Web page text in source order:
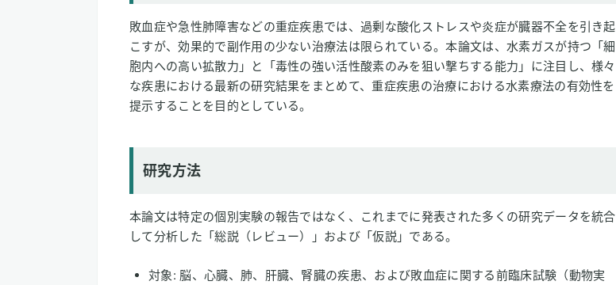
敗血症や急性肺障害などの重症疾患では、過剰な酸化ストレスや炎症が臓器不全を引き起
こすが、効果的で副作用の少ない治療法は限られている。本論文は、水素ガスが持つ「細
胞内への高い拡散力」と「毒性の強い活性酸素のみを狙い撃ちする能力」に注目し、様々
な疾患における最新の研究結果をまとめて、重症疾患の治療における水素療法の有効性を
提示することを目的としている。
研究方法
本論文は特定の個別実験の報告ではなく、これまでに発表された多くの研究データを統合
して分析した「総説（レビュー）」および「仮説」である。
対象: 脳、心臓、肺、肝臓、腎臓の疾患、および敗血症に関する前臨床試験（動物実